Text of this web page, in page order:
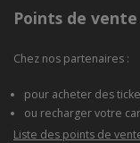
Points de vente
Chez nos partenaires :
pour acheter des
ou recharger votre
Liste des points de